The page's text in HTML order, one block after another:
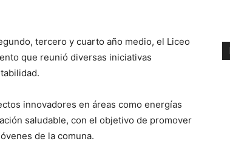
tercero y cuarto año medio, el Liceo
que reunió diversas iniciativas
innovadores en áreas como energías
saludable, con el objetivo de promover
de la comuna.